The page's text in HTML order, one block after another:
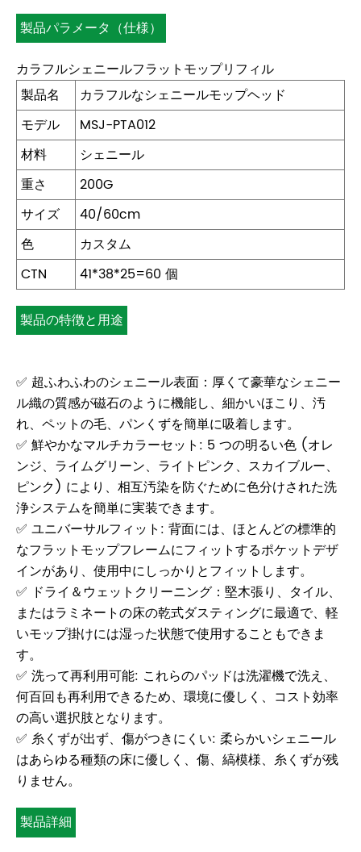
製品パラメータ（仕様）
カラフルシェニールフラットモップリフィル
製品名
カラフルなシェニールモップヘッド
モデル
MSJ-PTA012
材料
シェニール
重さ
200G
サイズ
40/60cm
色
カスタム
CTN
41*38*25=60 個
製品の特徴と用途
✅ 超ふわふわのシェニール表面：厚くて豪華なシェニー
ル織の質感が磁石のように機能し、細かいほこり、汚
れ、ペットの毛、パンくずを簡単に吸着します。
✅ 鮮やかなマルチカラーセット: 5 つの明るい色 (オレ
ンジ、ライムグリーン、ライトピンク、スカイブルー、
ピンク) により、相互汚染を防ぐために色分けされた洗
浄システムを簡単に実装できます。
✅ ユニバーサルフィット: 背面には、ほとんどの標準的
なフラットモップフレームにフィットするポケットデザ
インがあり、使用中にしっかりとフィットします。
✅ ドライ＆ウェットクリーニング：堅木張り、タイル、
またはラミネートの床の乾式ダスティングに最適で、軽
いモップ掛けには湿った状態で使用することもできま
す。
✅ 洗って再利用可能: これらのパッドは洗濯機で洗え、
何百回も再利用できるため、環境に優しく、コスト効率
の高い選択肢となります。
✅ 糸くずが出ず、傷がつきにくい: 柔らかいシェニール
はあらゆる種類の床に優しく、傷、縞模様、糸くずが残
りません。
製品詳細